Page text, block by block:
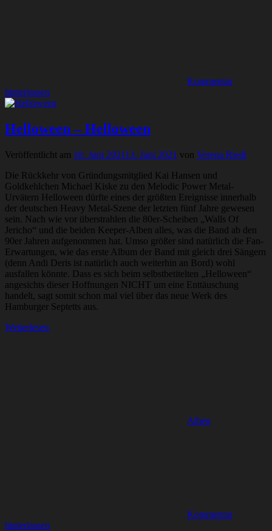
Kommentar
hinterlassen
Helloween – Helloween
Veröffentlicht am 18. Juni 202113. Juni 2021 von Verena Riedl
Die Rückkehr von Gründungsmitglied Kai Hansen und
Goldkehlchen Michael Kiske zu den Melodic Power Metal-
Urvätern Helloween dürfte eines der größten Ereignisse innerhalb
der deutschen Heavy Metal-Szene der letzten fünf Jahre gewesen
sein. Nach wie vor überstrahlen die 80er-Scheiben „Walls Of
Jericho“ und die beiden Keeper-Alben alles, was die Band ab den
90er Jahren aufgenommen hat. Umso größer sind natürlich die Fan-
Erwartungen, wie das erste Album der Band mit gleich drei Sängern
(denn Andi Deris ist natürlich auch weiterhin an Bord) wohl
ausfallen könnte. Dass es sich beim selbstbetitelten „Helloween“
angesichts dieser Hoffnungen NICHT um eine Enttäuschung
handelt, sagt somit schon mal viel über das neue Werk des
Hamburger Septetts aus.
Weiterlesen
Alben
Kommentar
hinterlassen